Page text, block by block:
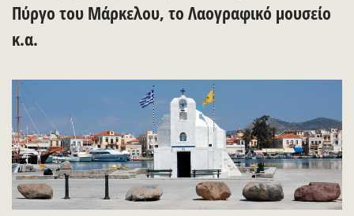
Πύργο του Μάρκελου, το Λαογραφικό μουσείο
κ.α.